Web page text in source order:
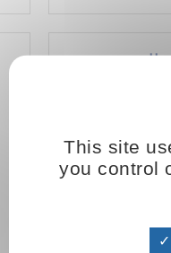
This site
you control